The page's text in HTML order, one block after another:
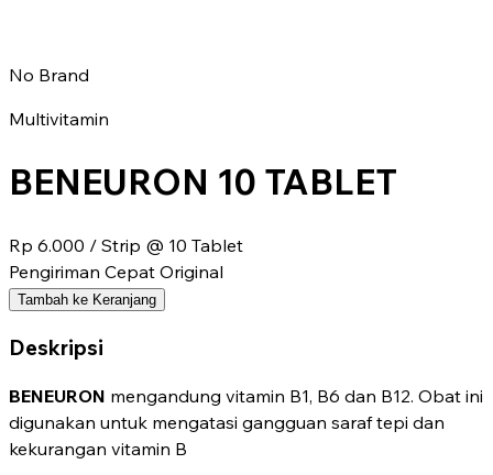
No Brand
Multivitamin
BENEURON 10 TABLET
Rp 6.000 / Strip @ 10 Tablet
Pengiriman Cepat Original
Tambah ke Keranjang
Deskripsi
BENEURON mengandung vitamin B1, B6 dan B12. Obat ini
digunakan untuk mengatasi gangguan saraf tepi dan
kekurangan vitamin B